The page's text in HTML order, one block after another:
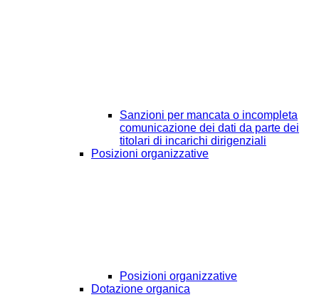
Sanzioni per mancata o incompleta
comunicazione dei dati da parte dei
titolari di incarichi dirigenziali
Posizioni organizzative
Posizioni organizzative
Dotazione organica